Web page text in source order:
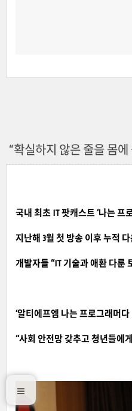
“확실하지 않은 줄을 몸
국내 최초 IT 팟캐스트 ‘나는 프
지난해 3월 첫 방송 이후 누적
개발자들 “IT 기술과 애환 다룬
‘알티에프엠 나는 프로그래머다
“사회 안전망 갖추고 청년들에